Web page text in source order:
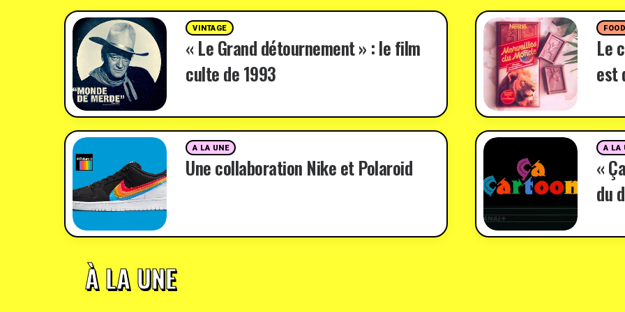
VINTAGE
« Le Grand détournement » : le film
culte de 1993
Le
est
A LA UNE
Une collaboration Nike et Polaroid
A LA
«
du
À LA UNE